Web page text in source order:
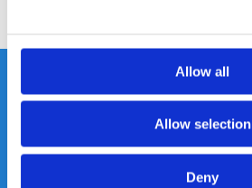
Allow all
Allow selection
Deny
Heeft u vragen, neem gerust
contact met ons op.
Out of the box met klanten meedenken